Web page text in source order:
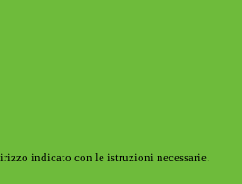
indicato con le istruzioni necessarie.